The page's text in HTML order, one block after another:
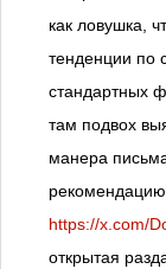
как ловушка,
тенденции по
стандартных
там подвох
манера
https://x.com/
открытая